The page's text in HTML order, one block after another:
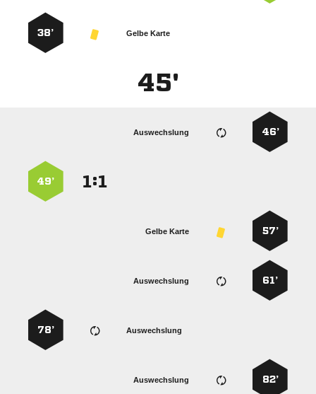
Gelbe Karte
38’
45'
46’
Auswechslung
:
49’
57’
Gelbe Karte
61’
Auswechslung
Auswechslung
78’
82’
Auswechslung